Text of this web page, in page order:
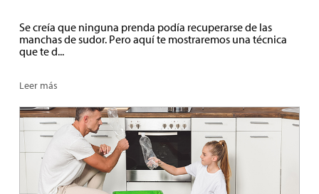
Se creía que ninguna prenda podía recuperarse de las
manchas de sudor. Pero aquí te mostraremos una técnica
que te d...
Leer más